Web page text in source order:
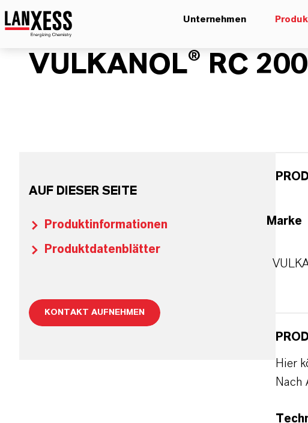
Unternehmen
VULKANOL® RC 200
AUF DIESER SEITE
Produktinformationen
Produktdatenblätter
KONTAKT AUFNEHMEN
Marke
Hier
Nach